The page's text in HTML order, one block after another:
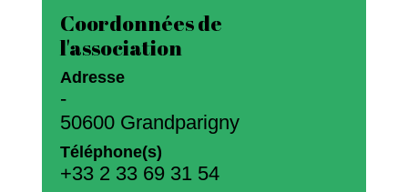
Coordonnées de
l'association
Adresse
-
50600 Grandparigny
Téléphone(s)
+33 2 33 69 31 54